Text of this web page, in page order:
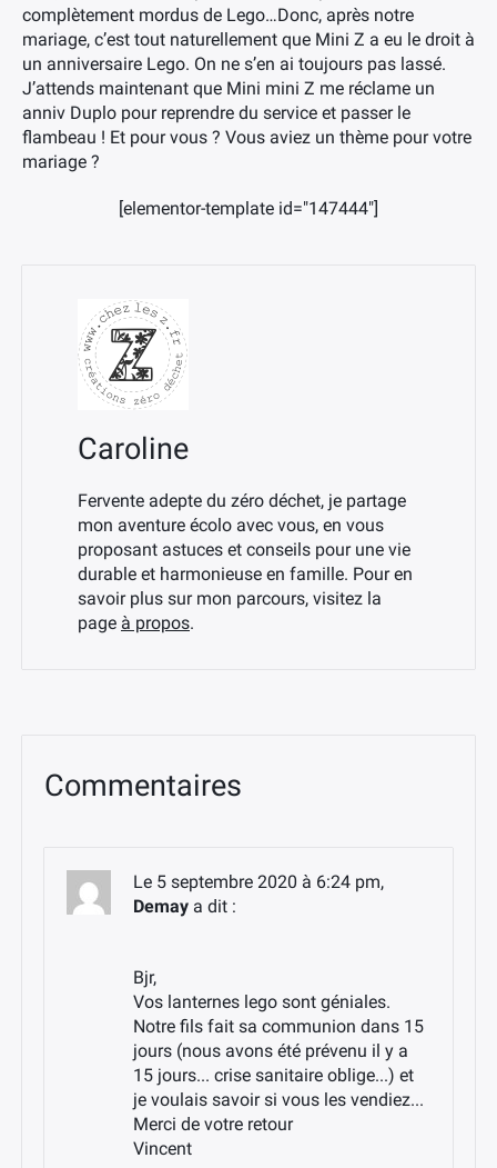
complètement mordus de Lego…Donc, après notre
mariage, c’est tout naturellement que Mini Z a eu le droit à
un anniversaire Lego. On ne s’en ai toujours pas lassé.
J’attends maintenant que Mini mini Z me réclame un
anniv Duplo pour reprendre du service et passer le
flambeau ! Et pour vous ? Vous aviez un thème pour votre
mariage ?
[elementor-template id="147444"]
Caroline
Fervente adepte du zéro déchet, je partage
mon aventure écolo avec vous, en vous
proposant astuces et conseils pour une vie
durable et harmonieuse en famille. Pour en
savoir plus sur mon parcours, visitez la
page à propos.
Commentaires
Le 5 septembre 2020 à 6:24 pm,
Demay a dit :
Bjr,
Vos lanternes lego sont géniales.
Notre fils fait sa communion dans 15
jours (nous avons été prévenu il y a
15 jours... crise sanitaire oblige...) et
je voulais savoir si vous les vendiez...
Merci de votre retour
Vincent